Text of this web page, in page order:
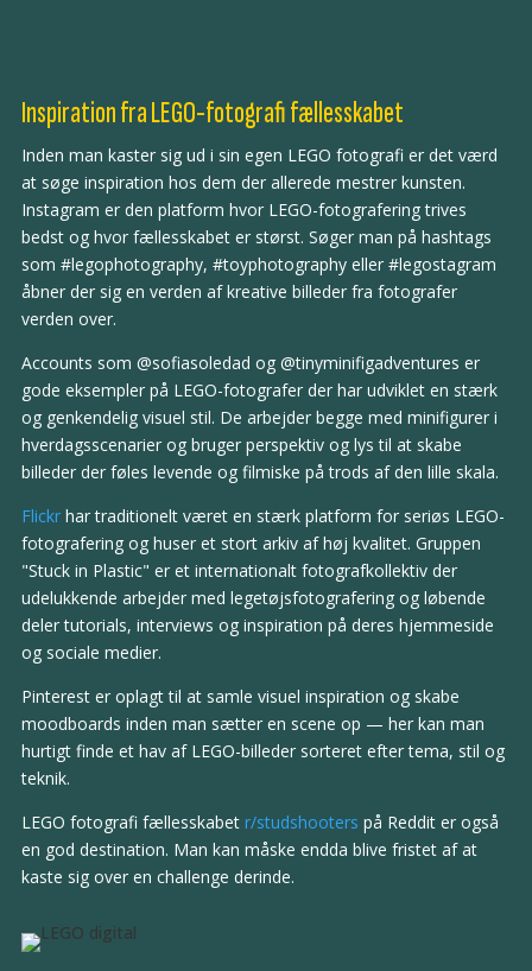
Inspiration fra LEGO-fotografi fællesskabet
Inden man kaster sig ud i sin egen LEGO fotografi er det værd
at søge inspiration hos dem der allerede mestrer kunsten.
Instagram er den platform hvor LEGO-fotografering trives
bedst og hvor fællesskabet er størst. Søger man på hashtags
som #legophotography, #toyphotography eller #legostagram
åbner der sig en verden af kreative billeder fra fotografer
verden over.
Accounts som @sofiasoledad og @tinyminifigadventures er
gode eksempler på LEGO-fotografer der har udviklet en stærk
og genkendelig visuel stil. De arbejder begge med minifigurer i
hverdagsscenarier og bruger perspektiv og lys til at skabe
billeder der føles levende og filmiske på trods af den lille skala.
Flickrhar traditionelt været en stærk platform for seriøs LEGO-
fotografering og huser et stort arkiv af høj kvalitet. Gruppen
"Stuck in Plastic" er et internationalt fotografkollektiv der
udelukkende arbejder med legetøjsfotografering og løbende
deler tutorials, interviews og inspiration på deres hjemmeside
og sociale medier.
Pinterest er oplagt til at samle visuel inspiration og skabe
moodboards inden man sætter en scene op — her kan man
hurtigt finde et hav af LEGO-billeder sorteret efter tema, stil og
teknik.
LEGO fotografi fællesskabet r/studshooters på Reddit er også
en god destination. Man kan måske endda blive fristet af at
kaste sig over en challenge derinde.